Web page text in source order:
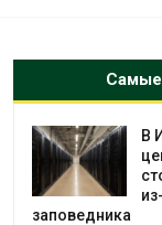
В
заповедника